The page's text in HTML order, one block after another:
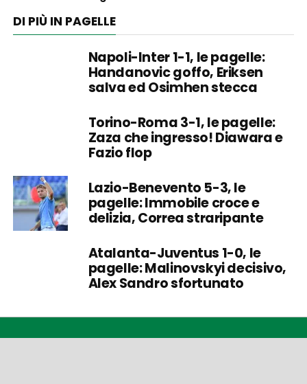
DI PIÙ IN PAGELLE
Napoli-Inter 1-1, le pagelle:
Handanovic goffo, Eriksen
salva ed Osimhen stecca
Torino-Roma 3-1, le pagelle:
Zaza che ingresso! Diawara e
Fazio flop
Lazio-Benevento 5-3, le
pagelle: Immobile croce e
delizia, Correa straripante
Atalanta-Juventus 1-0, le
pagelle: Malinovskyi decisivo,
Alex Sandro sfortunato